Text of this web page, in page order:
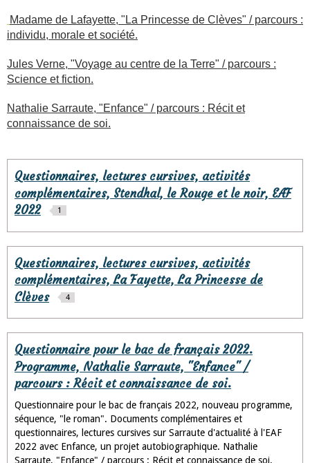
Madame de Lafayette, "La Princesse de Clèves" / parcours :
individu, morale et société.
Jules Verne, "Voyage au centre de la Terre" / parcours :
Science et fiction.
Nathalie Sarraute, "Enfance" / parcours : Récit et
connaissance de soi.
Questionnaires, lectures cursives, activités
complémentaires, Stendhal, le Rouge et le noir, EAF
2022
1
Questionnaires, lectures cursives, activités
complémentaires, La Fayette, La Princesse de
Clèves
4
Questionnaire pour le bac de français 2022.
Programme, Nathalie Sarraute, "Enfance" /
parcours : Récit et connaissance de soi.
Questionnaire pour le bac de français 2022, nouveau programme,
séquence, "le roman". Documents complémentaires et
questionnaires, lectures cursives sur Sarraute d'actualité à l'EAF
2022 avec Enfance, un projet autobiographique. Nathalie
Sarraute, "Enfance" / parcours : Récit et connaissance de soi.